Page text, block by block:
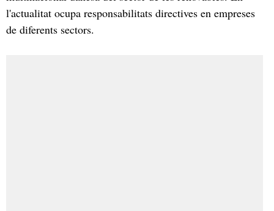
l'actualitat ocupa responsabilitats directives en empreses
de diferents sectors.